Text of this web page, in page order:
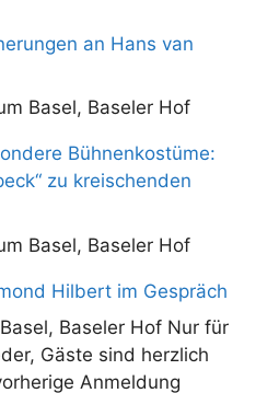
an Hans van
Basel, Baseler Hof
Bühnenkostüme:
zu kreischenden
Basel, Baseler Hof
Hilbert im Gespräch
Baseler Hof Nur für
Gäste sind herzlich
Anmeldung